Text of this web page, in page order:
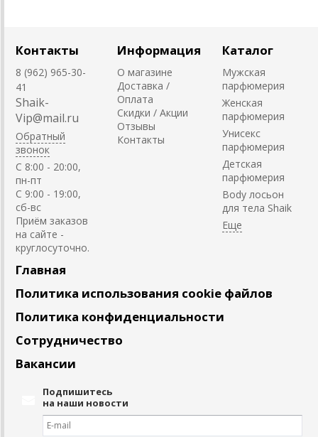
Контакты
8 (962) 965-30-
41
Shaik-
Vip@mail.ru
Обратный
звонок
C 8:00 - 20:00,
пн-пт
С 9:00 - 19:00,
сб-вс
Приём заказов
на сайте -
круглосуточно.
Информация
О магазине
Доставка /
Оплата
Скидки / Акции
Отзывы
Контакты
Каталог
Мужская
парфюмерия
Женская
парфюмерия
Унисекс
парфюмерия
Детская
парфюмерия
Body лосьон
для тела Shaik
Главная
Политика использования cookie файлов
Политика конфиденциальности
Сотрудничество
Вакансии
Подпишитесь
на наши новости